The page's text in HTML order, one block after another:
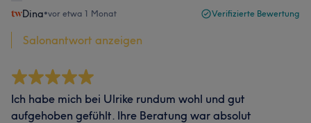
Dina•vor etwa 1 Monat Verifizierte Bewertung
Salonantwort anzeigen
Ich habe mich bei Ulrike rundum wohl und gut
aufgehoben gefühlt. Ihre Beratung war absolut